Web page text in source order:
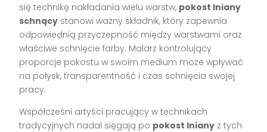
się technikę nakładania wielu warstw, pokost lniany
schnący stanowi ważny składnik, który zapewnia
odpowiednią przyczepność między warstwami oraz
właściwe schnięcie farby. Malarz kontrolujący
proporcje pokostu w swoim medium może wpływać
na połysk, transparentność i czas schnięcia swojej
pracy.
Współcześni artyści pracujący w technikach
tradycyjnych nadal sięgają po pokost lniany z tych